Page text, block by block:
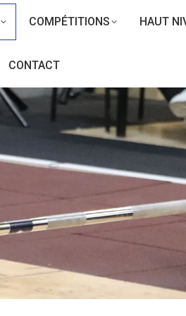
COMPÉTITIONS HAUT
CONTACT